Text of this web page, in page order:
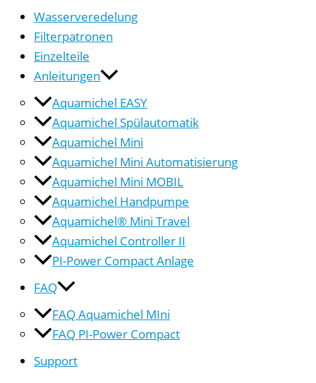
Wasserveredelung
Filterpatronen
Einzelteile
Anleitungen
Aquamichel EASY
Aquamichel Spülautomatik
Aquamichel Mini
Aquamichel Mini Automatisierung
Aquamichel Mini MOBIL
Aquamichel Handpumpe
Aquamichel® Mini Travel
Aquamichel Controller II
PI-Power Compact Anlage
FAQ
FAQ Aquamichel MIni
FAQ PI-Power Compact
Support